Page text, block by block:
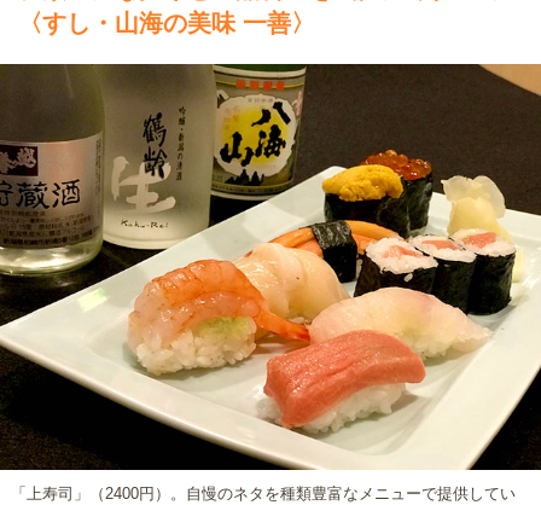
〈すし・山海の美味 一善〉
「上寿司」（2400円）。自慢のネタを種類豊富なメニューで提供してい